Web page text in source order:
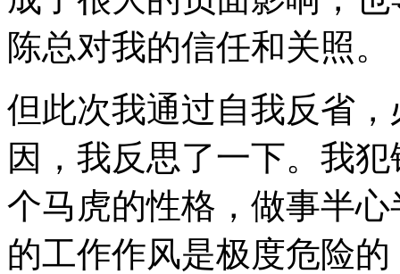
陈总对我的信任和关照。
但此次我通过自我反省
因，我反思了一下。我
个马虎的性格，做事半
的工作作风是极度危险